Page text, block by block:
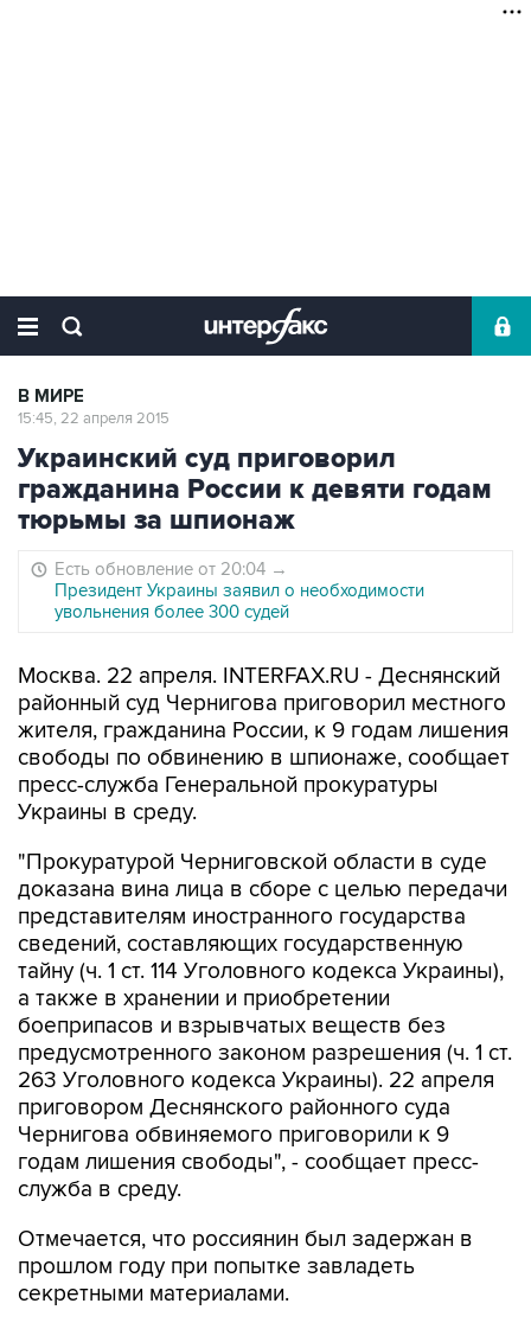
В МИРЕ
15:45, 22 апреля 2015
Украинский суд приговорил
гражданина России к девяти годам
тюрьмы за шпионаж
Есть обновление от 20:04 →
Президент Украины заявил о необходимости
увольнения более 300 судей
Москва. 22 апреля. INTERFAX.RU - Деснянский
районный суд Чернигова приговорил местного
жителя, гражданина России, к 9 годам лишения
свободы по обвинению в шпионаже, сообщает
пресс-служба Генеральной прокуратуры
Украины в среду.
"Прокуратурой Черниговской области в суде
доказана вина лица в сборе с целью передачи
представителям иностранного государства
сведений, составляющих государственную
тайну (ч. 1 ст. 114 Уголовного кодекса Украины),
а также в хранении и приобретении
боеприпасов и взрывчатых веществ без
предусмотренного законом разрешения (ч. 1 ст.
263 Уголовного кодекса Украины). 22 апреля
приговором Деснянского районного суда
Чернигова обвиняемого приговорили к 9
годам лишения свободы", - сообщает пресс-
служба в среду.
Отмечается, что россиянин был задержан в
прошлом году при попытке завладеть
секретными материалами.